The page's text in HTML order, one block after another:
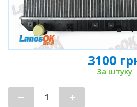
3100
За штуку